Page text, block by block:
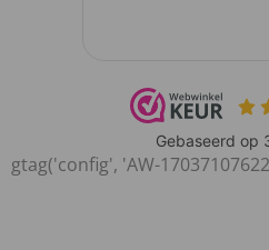
gtag('config', 'AW-